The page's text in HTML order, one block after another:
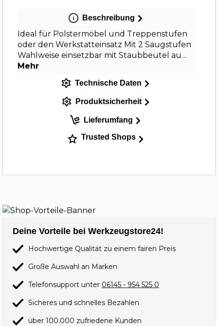
Beschreibung
Ideal für Polstermöbel und Treppenstufen
oder den Werkstatteinsatz Mit 2 Saugstufen
Wahlweise einsetzbar mit Staubbeutel au…
Mehr
Technische Daten
Produktsicherheit
Lieferumfang
Trusted Shops
Deine Vorteile bei Werkzeugstore24!
Hochwertige Qualität zu einem fairen Preis
Große Auswahl an Marken
Telefonsupport unter 06145 - 954 525 0
Sicheres und schnelles Bezahlen
über 100.000 zufriedene Kunden